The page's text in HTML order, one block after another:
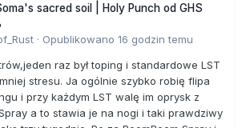
sacred soil | Holy Punch od GHS
· Opublikowano 16 godzin temu
raz był toping i standardowe LST
stresu. Ja ogólnie szybko robię flipa
i przy każdym LST walę im oprysk z
a to stawia je na nogi i taki prawdziwy